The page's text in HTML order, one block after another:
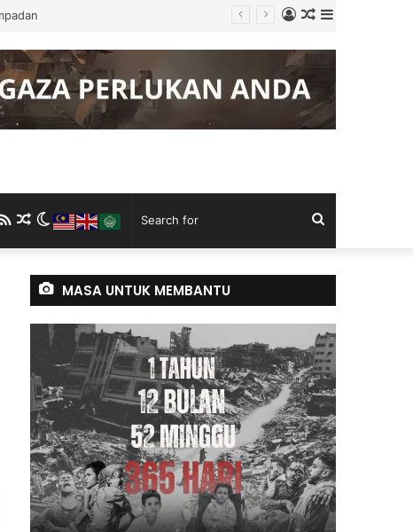
di Baitulmaqdis Timur
Random
Article
Log
In
for
Switch
skin
Random
Article
RSS
TikTok
MASA UNTUK MEMBANTU